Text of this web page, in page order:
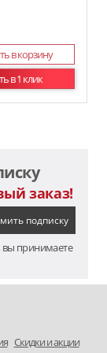
в корзину
в 1 клик
заказ!
принимаете
Скидки и акции